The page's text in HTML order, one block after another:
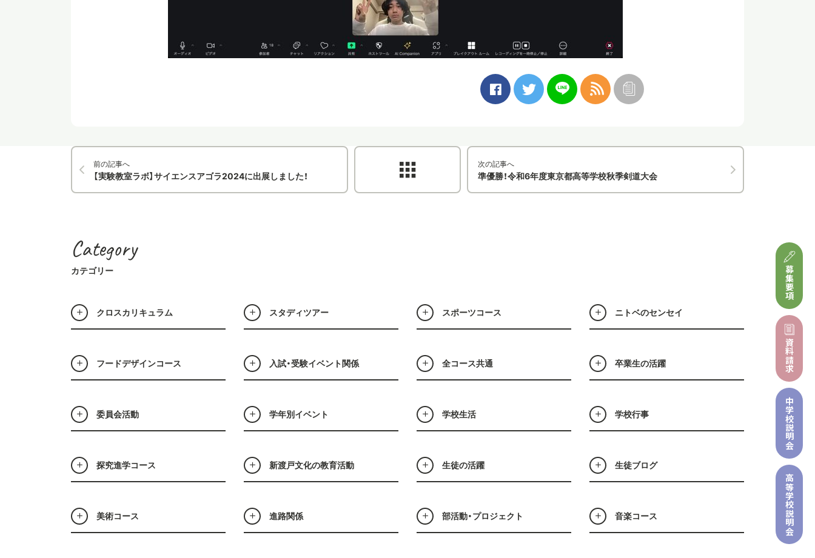
募集要項
資料請求
中学校
説明会
高等学校
説明会
前の記事へ
【実験教室ラボ】サイエンスアゴラ2024に出展しました！
次の記事へ
準優勝！令和6年度東京都高等学校秋季剣道大会
Category
カテゴリー
クロスカリキュラム スタディツアー スポーツコース ニトベのセンセイ
フードデザインコース 入試・受験イベント関係 全コース共通 卒業生の活躍
委員会活動 学年別イベント 学校生活 学校行事
探究進学コース 新渡戸文化の教育活動 生徒の活躍 生徒ブログ
美術コース 進路関係 部活動・プロジェクト 音楽コース